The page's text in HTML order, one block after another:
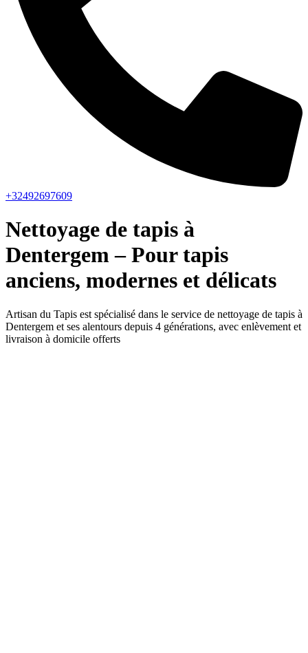
+32492697609
Nettoyage de tapis à
Dentergem – Pour tapis
anciens, modernes et délicats
Artisan du Tapis est spécialisé dans le service de nettoyage de tapis à
Dentergem et ses alentours depuis 4 générations, avec enlèvement et
livraison à domicile offerts